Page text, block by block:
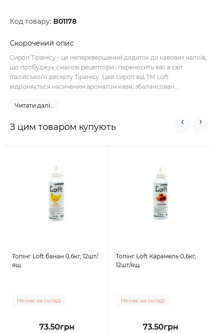
Код товару: B01178
Скорочений опис
Сироп Тірамісу - це неперевершений додаток до кавових напоїв,
що пробуджує смакові рецептори і переносить вас в світ
італійського десерту Тірамісу. Цей сироп від ТМ Loft
відрізняється насиченим ароматом кави, збалансован...
Читати далі...
З цим товаром купують
Топінг Loft банан 0,6кг, 12шт/
ящ
Немає на складі
73.50грн
Топінг Loft Карамель 0,6кг,
12шт/ящ
Немає на складі
73.50грн